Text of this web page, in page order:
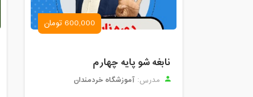
600,000 تومان
نابغه شو پایه چهارم
مدرس: آموزشگاه خردمندان